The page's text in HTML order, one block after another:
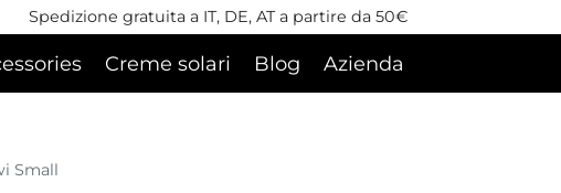
Spedizione gratuita a IT, DE, AT a partire da 50€
Creme solari Blog Azienda
Small